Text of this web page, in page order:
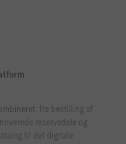
fra bestilling af
reservedele og
til det digitale